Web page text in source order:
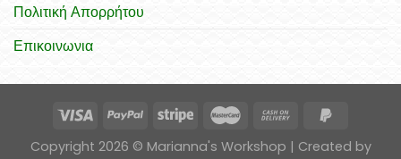
Πολιτική Απορρήτου
Επικοινωνια
Copyright 2026 © Marianna's Workshop | Created by